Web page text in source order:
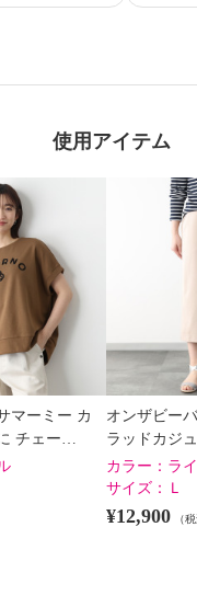
使用アイテム
マーミー カ
チェー…
オンザビー
ラッドカジ
カラー： ラ
サイズ：
Ｌ
¥12,900 （